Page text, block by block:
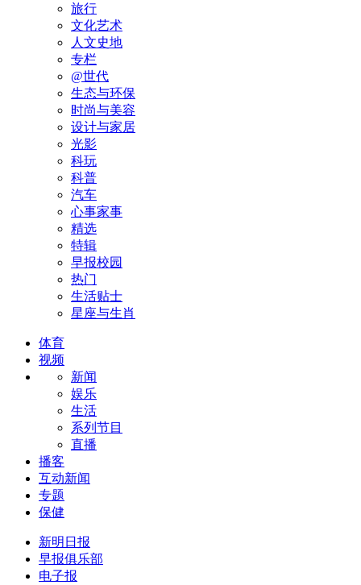
旅行
文化艺术
人文史地
专栏
@世代
生态与环保
时尚与美容
设计与家居
光影
科玩
科普
汽车
心事家事
精选
特辑
早报校园
热门
生活贴士
星座与生肖
体育
视频
新闻
娱乐
生活
系列节目
直播
播客
互动新闻
专题
保健
新明日报
早报俱乐部
电子报